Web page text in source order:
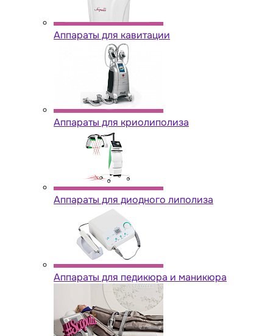
Аппараты для кавитации
Аппараты для криолиполиза
Аппараты для диодного липолиза
Аппараты для педикюра и маникюра